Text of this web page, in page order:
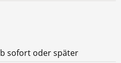
sofort oder später